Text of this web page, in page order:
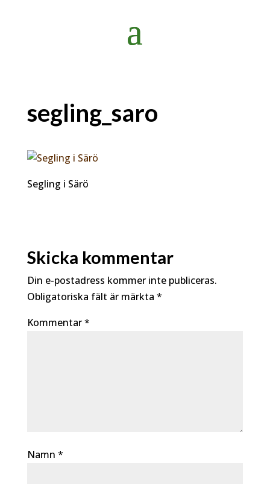
segling_saro
Segling i Särö
Skicka kommentar
Din e-postadress kommer inte publiceras.
Obligatoriska fält är märkta *
Kommentar*
Namn *